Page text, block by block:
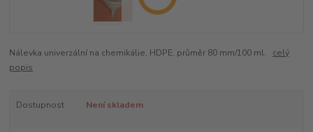
Nálevka univerzální na chemikálie, HDPE, průměr 80 mm/100 ml. celý
popis
Dostupnost Není skladem